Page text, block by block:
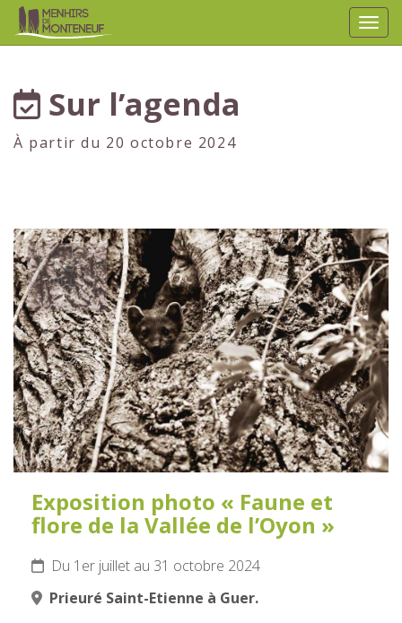
Sur l’agenda
À partir du 20 octobre 2024
1er
JUILLET
2024
Exposition photo « Faune et
flore de la Vallée de l’Oyon »
Du 1er juillet au 31 octobre 2024
Prieuré Saint-Etienne à Guer.